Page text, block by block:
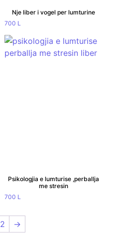
Nje liber i vogel per lumturine
700 L
Psikologjia e lumturise ,perballja
me stresin
700 L
2 →